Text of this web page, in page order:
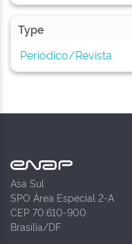
Type
Periódico/Revista
Asa Sul
SPO Área Especial 2-A
CEP 70.610-900
Brasília/DF